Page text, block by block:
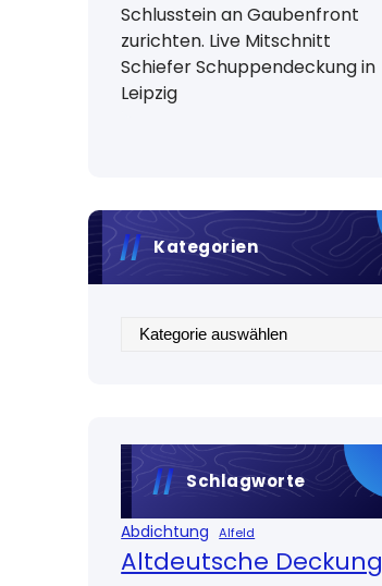
Schlusstein an Gaubenfront
zurichten. Live Mitschnitt
Schiefer Schuppendeckung in
Leipzig
Kategorien
Kategorien
Schlagworte
Abdichtung Alfeld
Altdeutsche Deckung